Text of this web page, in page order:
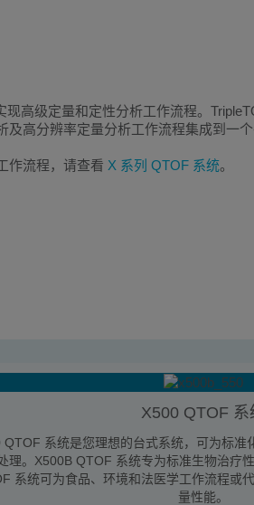
高级定量和定性分析工作流程。
高分辨率定量分析工作流程集成到一个
作流程，请查看 X 系列 QTOF 系统。
X500 QTOF 系
QTOF 系统是您理想的台式系统，可为标准
理。X500B QTOF 系统专为标准生物治疗
系统可为食品、环境和法医学工作流程或
量性能。